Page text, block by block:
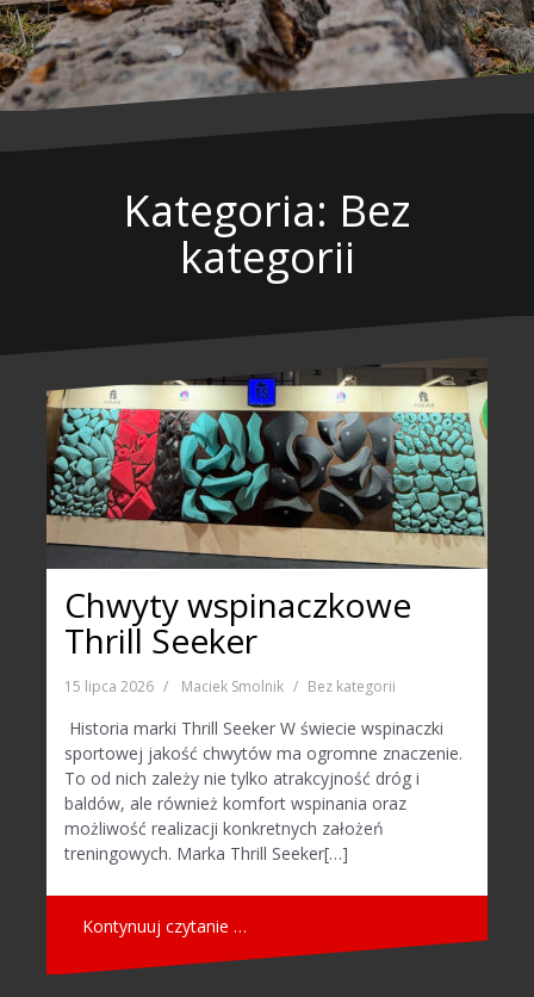
Kategoria: Bez
kategorii
Chwyty wspinaczkowe
Thrill Seeker
15 lipca 2026 Maciek Smolnik Bez kategorii
Historia marki Thrill Seeker W świecie wspinaczki
sportowej jakość chwytów ma ogromne znaczenie.
To od nich zależy nie tylko atrakcyjność dróg i
baldów, ale również komfort wspinania oraz
możliwość realizacji konkretnych założeń
treningowych. Marka Thrill Seeker[…]
Kontynuuj czytanie …